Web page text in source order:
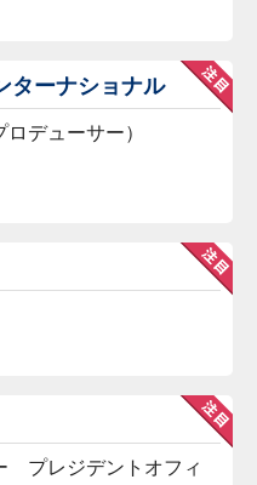
ターナショナル
デューサー）
プレジデントオフィ